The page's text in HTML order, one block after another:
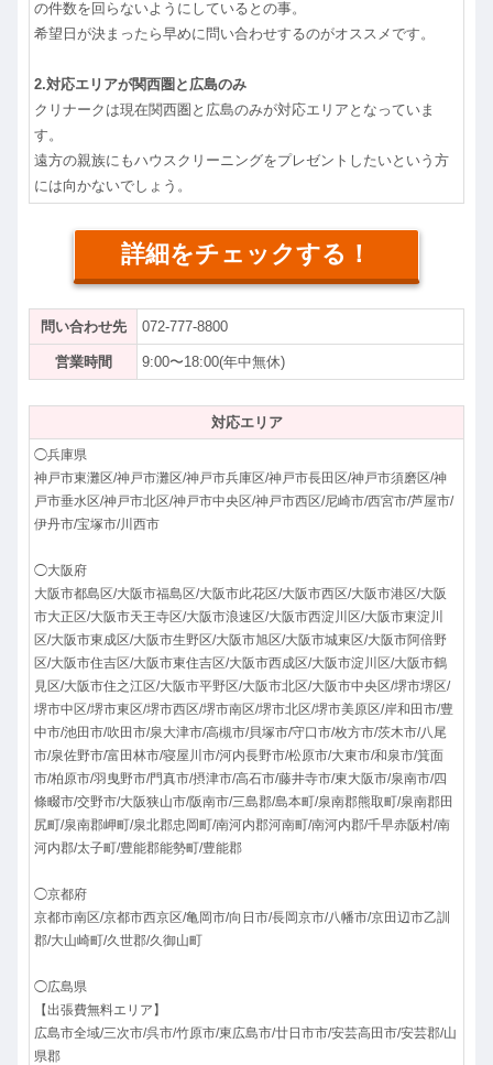
の件数を回らないようにしているとの事。
希望日が決まったら早めに問い合わせするのがオススメです。
2.対応エリアが関西圏と広島のみ
クリナークは現在関西圏と広島のみが対応エリアとなっていま
す。
遠方の親族にもハウスクリーニングをプレゼントしたいという方
には向かないでしょう。
詳細をチェックする！
問い合わせ先 072-777-8800
営業時間 9:00〜18:00(年中無休)
対応エリア
◯兵庫県
神戸市東灘区/神戸市灘区/神戸市兵庫区/神戸市長田区/神戸市須磨区/神
戸市垂水区/神戸市北区/神戸市中央区/神戸市西区/尼崎市/西宮市/芦屋市/
伊丹市/宝塚市/川西市
◯大阪府
大阪市都島区/大阪市福島区/大阪市此花区/大阪市西区/大阪市港区/大阪
市大正区/大阪市天王寺区/大阪市浪速区/大阪市西淀川区/大阪市東淀川
区/大阪市東成区/大阪市生野区/大阪市旭区/大阪市城東区/大阪市阿倍野
区/大阪市住吉区/大阪市東住吉区/大阪市西成区/大阪市淀川区/大阪市鶴
見区/大阪市住之江区/大阪市平野区/大阪市北区/大阪市中央区/堺市堺区/
堺市中区/堺市東区/堺市西区/堺市南区/堺市北区/堺市美原区/岸和田市/豊
中市/池田市/吹田市/泉大津市/高槻市/貝塚市/守口市/枚方市/茨木市/八尾
市/泉佐野市/富田林市/寝屋川市/河内長野市/松原市/大東市/和泉市/箕面
市/柏原市/羽曳野市/門真市/摂津市/高石市/藤井寺市/東大阪市/泉南市/四
條畷市/交野市/大阪狭山市/阪南市/三島郡/島本町/泉南郡熊取町/泉南郡田
尻町/泉南郡岬町/泉北郡忠岡町/南河内郡河南町/南河内郡/千早赤阪村/南
河内郡/太子町/豊能郡能勢町/豊能郡
◯京都府
京都市南区/京都市西京区/亀岡市/向日市/長岡京市/八幡市/京田辺市乙訓
郡/大山崎町/久世郡/久御山町
◯広島県
【出張費無料エリア】
広島市全域/三次市/呉市/竹原市/東広島市/廿日市市/安芸高田市/安芸郡/山
県郡